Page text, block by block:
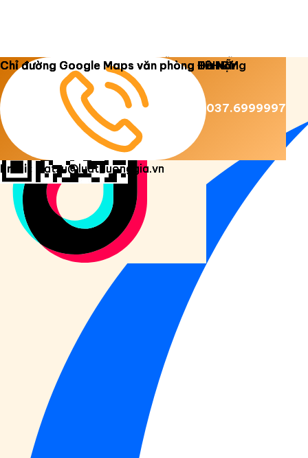
Copyright 2026 © Luật Dương Gia